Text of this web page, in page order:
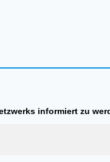
informiert zu